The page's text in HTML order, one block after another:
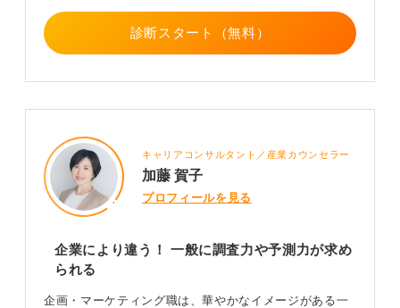
き」または「嫌い」と感じるのか、その理由を言語化す
る習慣を付けるのです。
を、日頃から追いかけることから始めましょう。
診断スタート（無料）
キャリアコンサルタント／産業カウンセラー
加藤 賀子
プロフィールを見る
企業により違う！ 一般に調査力や予測力が求め
られる
企画・マーケティング職は、華やかなイメージがある一